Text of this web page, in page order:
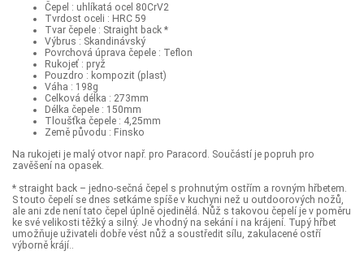
Čepel : uhlíkatá ocel 80CrV2
Tvrdost oceli : HRC 59
Tvar čepele : Straight back *
Výbrus : Skandinávský
Povrchová úprava čepele : Teflon
Rukojeť : pryž
Pouzdro : kompozit (plast)
Váha : 198g
Celková délka : 273mm
Délka čepele : 150mm
Tloušťka čepele : 4,25mm
Země původu : Finsko
Na rukojeti je malý otvor např. pro Paracord. Součástí je popruh pro
zavěšení na opasek.
* straight back – jedno-sečná čepel s prohnutým ostřím a rovným hřbetem.
S touto čepelí se dnes setkáme spíše v kuchyni než u outdoorových nožů,
ale ani zde není tato čepel úplně ojedinělá. Nůž s takovou čepelí je v poměru
ke své velikosti těžký a silný. Je vhodný na sekání i na krájení. Tupý hřbet
umožňuje uživateli dobře vést nůž a soustředit sílu, zakulacené ostří
výborně krájí..